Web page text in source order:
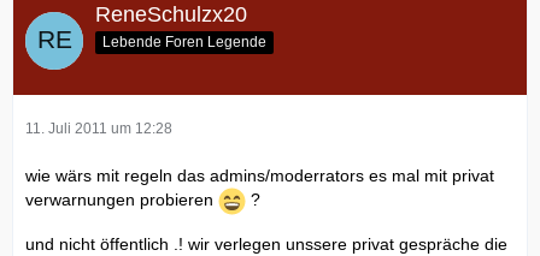
ReneSchulzx20
Lebende Foren Legende
11. Juli 2011 um 12:28
wie wärs mit regeln das admins/moderrators es mal mit privat
verwarnungen probieren
?
und nicht öffentlich .! wir verlegen unssere privat gespräche die